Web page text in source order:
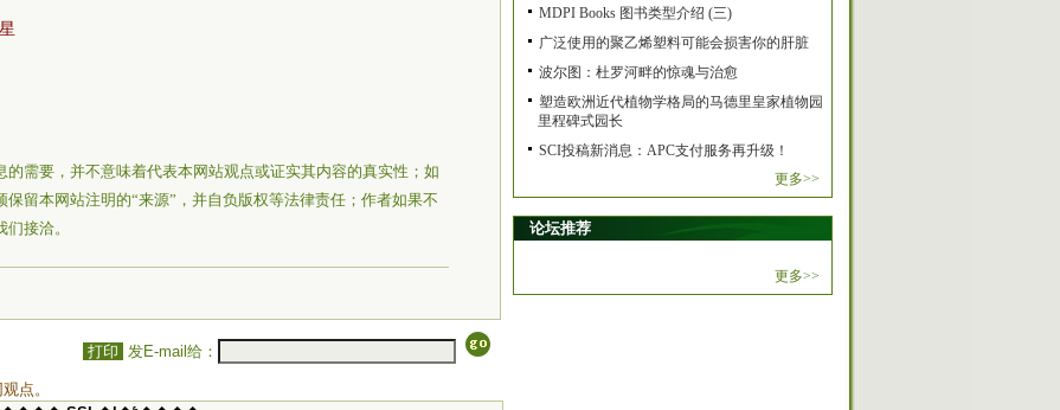
需要，并不意味着代表本网站观点或证实其内容的真实性；如
留本网站注明的“来源”，并自负版权等法律责任；作者如果不
接洽。
打印 发E-mail给：
点。
MDPI Books 图书类型介绍 (三)
广泛使用的聚乙烯塑料可能会损害你的肝脏
波尔图：杜罗河畔的惊魂与治愈
塑造欧洲近代植物学格局的马德里皇家植物园
里程碑式园长
SCI投稿新消息：APC支付服务再升级！
更多>>
论坛推荐
更多>>